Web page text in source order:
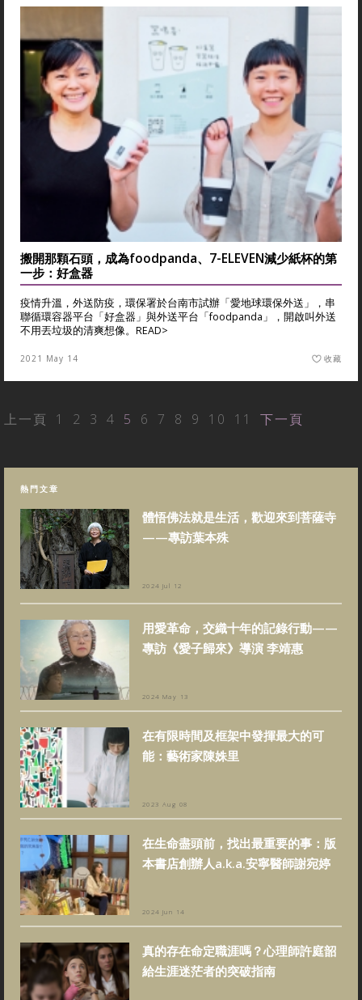
搬開那顆石頭，成為foodpanda、7-ELEVEN減少紙杯的第
一步：好盒器
疫情升溫，外送防疫，環保署於台南市試辦「愛地球環保外送」，串
聯循環容器平台「好盒器」與外送平台「foodpanda」，開啟叫外送
不用丟垃圾的清爽想像。 READ>
2021 May 14 收藏
上一頁 1 2 3 4 5 6 7 8 9 10 11 下一頁
熱門文章
體悟佛法就是生活，歡迎來到菩薩寺
——專訪葉本殊
2024 Jul 12
用愛革命，交織十年的記錄行動——
專訪《愛子歸來》導演 李靖惠
2024 May 13
在有限時間及框架中發揮最大的可
能：藝術家陳姝里
2023 Aug 08
在生命盡頭前，找出最重要的事：版
本書店創辦人a.k.a.安寧醫師謝宛婷
2024 Jun 14
真的存在命定職涯嗎？心理師許庭韶
給生涯迷茫者的突破指南